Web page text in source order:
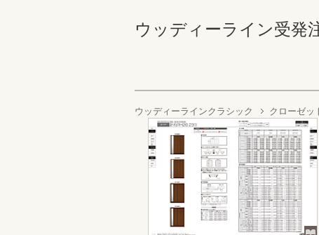
ウッディーライン受発
ウッディーラインクラシック クローゼ